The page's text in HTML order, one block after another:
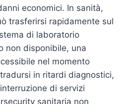
economici. In sanità,
trasferirsi rapidamente sul
di laboratorio
non disponibile, una
nel momento
in ritardi diagnostici,
di servizi
sanitaria non